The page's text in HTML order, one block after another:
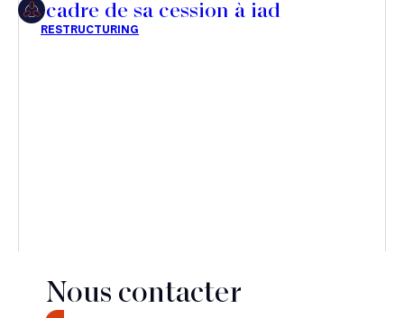
cadre de sa cession à iad
Nous contacter